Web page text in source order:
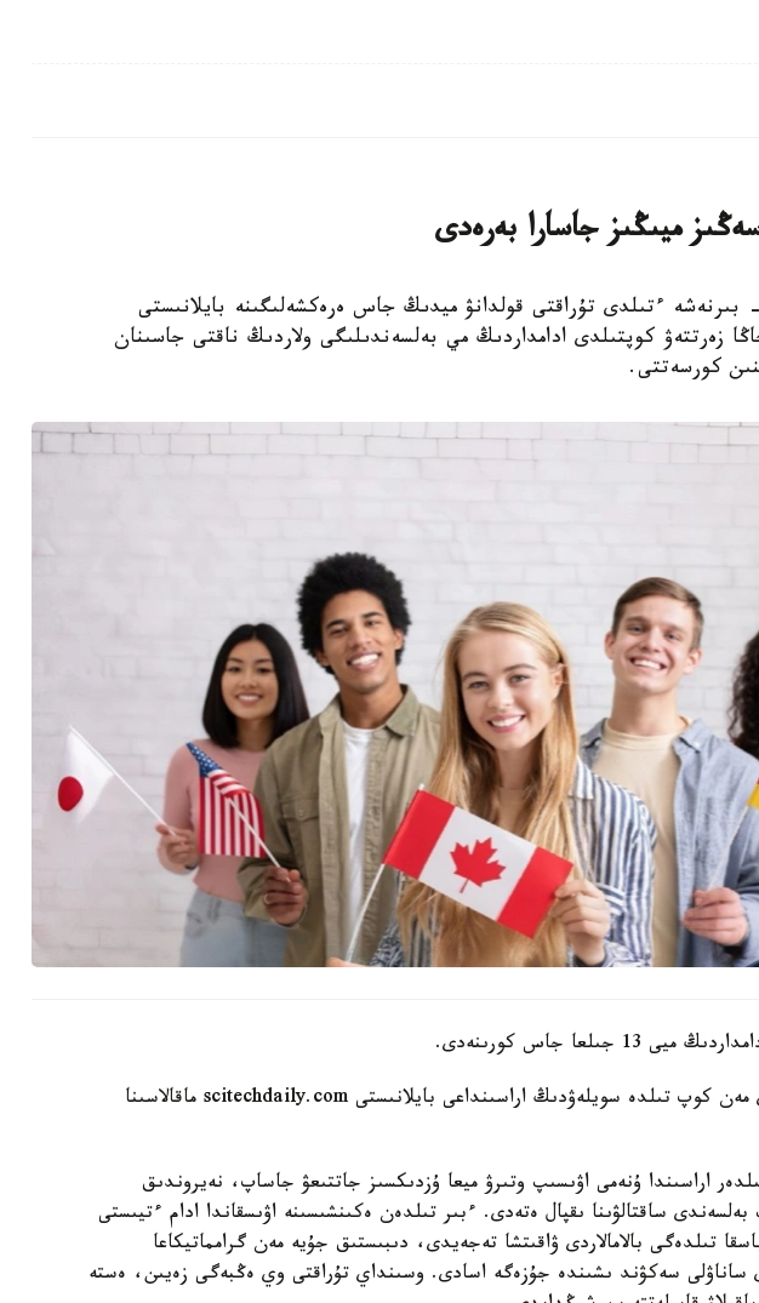
ميىڭىز جاسارا بەرەدى
استانا. KAZINFORM - بىرنەشە ءتىلدى تۇراقتى قولدانۋ ميدىڭ جاس ەرەكشەلىگىنە بايلانىستى
زەرتتەۋ كوپتىلدى ادامداردىڭ مي بەلسەندىلىگى ولاردىڭ ناقتى جاسىنان
كورسەتتى.
جىلعا جاس كورىنەدى.
Aikyn.kz ميدىڭ قارتايۋى مەن كوپ تىلدە سويلەۋدىڭ اراسىنداعى بايلانىستى scitechdaily.com ماقالاسىنا
اراسىندا ۇنەمى اۋىسىپ وتىرۋ ميعا ۇزدىكسىز جاتتىعۋ جاساپ، نەيروندىق
بەلسەندى ساقتالۋىنا ىقپال ەتەدى. ءبىر تىلدەن ەكىنشىسىنە اۋىسقاندا ادام ءتيىستى
تىلدەگى بالامالاردى ۋاقىتشا تەجەيدى، دىبىستىق جۇيە مەن گرامماتيكاعا
ساناۋلى سەكۋند ىشىندە جۇزەگە اسادى. وسىنداي تۇراقتى وي ەڭبەگى زەيىن، ەستە